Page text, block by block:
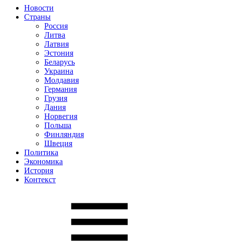
Новости
Страны
Россия
Литва
Латвия
Эстония
Беларусь
Украина
Молдавия
Германия
Грузия
Дания
Норвегия
Польша
Финляндия
Швеция
Политика
Экономика
История
Контекст